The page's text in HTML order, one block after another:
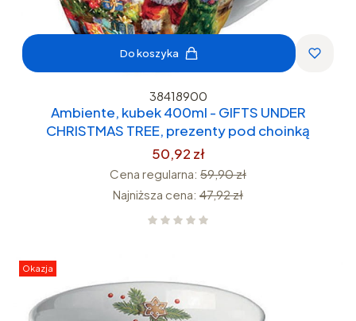
Do koszyka
38418900
Ambiente, kubek 400ml - GIFTS UNDER
CHRISTMAS TREE, prezenty pod choinką
50,92 zł
Cena regularna: 59,90 zł
Najniższa cena: 47,92 zł
Okazja